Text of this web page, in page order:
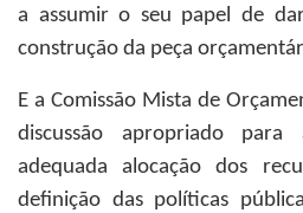
a assumir o seu papel de
construção da peça
E a Comissão Mista de
discussão apropriado
adequada alocação dos
definição das políticas